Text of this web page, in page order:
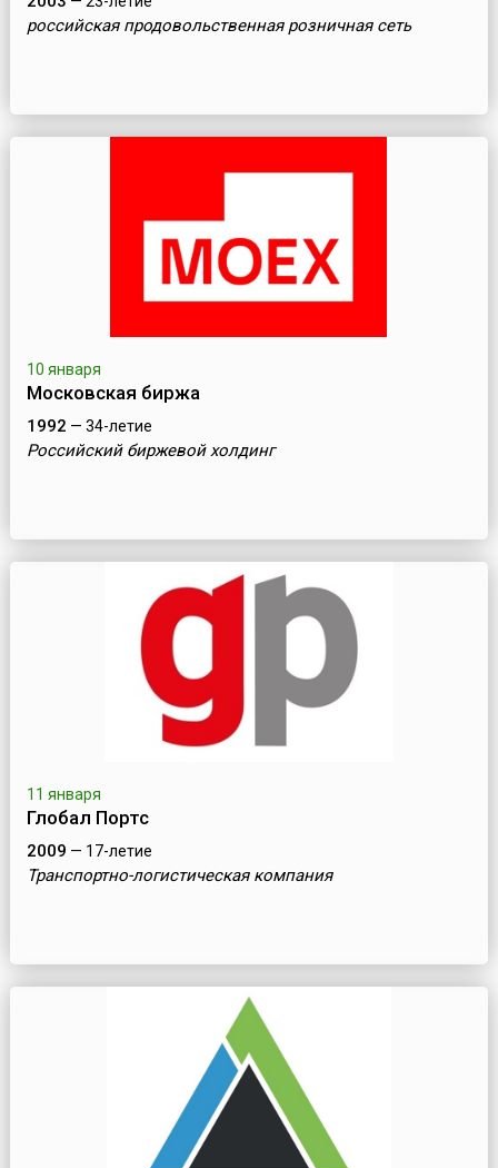
российская продовольственная розничная сеть
10 января
Московская биржа
1992 — 34-летие
Российский биржевой холдинг
11 января
Глобал Портс
2009 — 17-летие
Транспортно-логистическая компания